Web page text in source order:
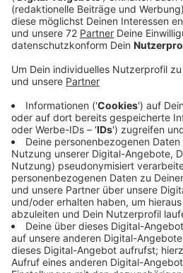
Für "Crazy What Love Can Do"
zwei Ladies ins Boot geholt, die
Gemeinsamkeiten haben. Becky
dort durch Castingshows
haben Power-Stimmen.
Anzeige
Wir
Zustimmung, um
Video-Service